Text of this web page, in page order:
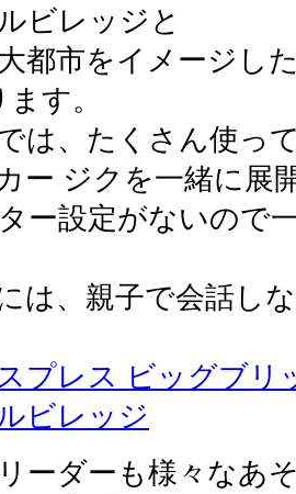
ビレッジと
都市をイメージし
す。
は、たくさん使っ
ー ジクを一緒に展
ー設定がないので
は、親子で会話し
プレス ビッグブリ
ビレッジ
ーダーも様々なあ